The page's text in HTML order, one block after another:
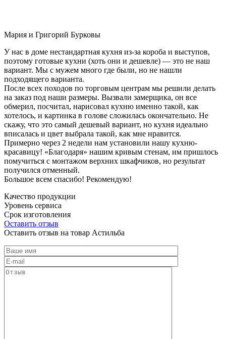
Мария и Григорий Бурковы
У нас в доме нестандартная кухня из-за короба и выступов,
поэтому готовые кухни (хоть они и дешевле) — это не наш
вариант. Мы с мужем много где были, но не нашли
подходящего варианта.
После всех походов по торговым центрам мы решили делать
на заказ под наши размеры. Вызвали замерщика, он все
обмерил, посчитал, нарисовал кухню именно такой, как
хотелось, и картинка в голове сложилась окончательно. Не
скажу, что это самый дешевый вариант, но кухня идеально
вписалась и цвет выбрала такой, как мне нравится.
Примерно через 2 недели нам установили нашу кухню-
красавицу! «Благодаря» нашим кривым стенам, им пришлось
помучиться с монтажом верхних шкафчиков, но результат
получился отменный.
Большое всем спасибо! Рекомендую!
Качество продукции
Уровень сервиса
Срок изготовления
Оставить отзыв
Оставить отзыв на товар Астильба